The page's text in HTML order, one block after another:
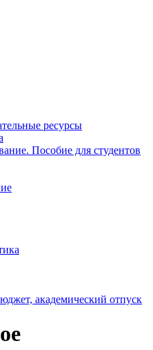
ресурсы
Пособие для студентов
академический отпуск